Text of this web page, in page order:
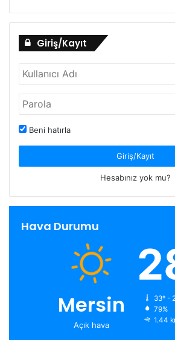
Giriş/Kayıt
Beni hatırla
Giriş/Kayıt
Hesabınız yok mu?
Hava Durumu
Mersin
Açık hava
33º -
79%
1.44